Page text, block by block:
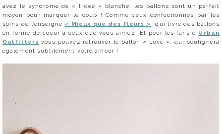
avez le syndrome de « l’idée » blanche, les ballons sont un parfait
moyen pour marquer le coup ! Comme ceux confectionnés par les
soins de l’enseigne « Mieux que des fleurs » , qui livre des ballons
en forme de coeur à ceux que vous aimez. Et pour les fans d’ Urban
Outfitters vous pouvez retrouver le ballon « Love », qui soulignera
également subtilement votre amour !